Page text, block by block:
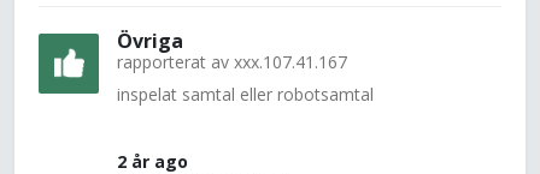
Övriga
rapporterat av xxx.107.41.167
inspelat samtal eller robotsamtal
2 år ago